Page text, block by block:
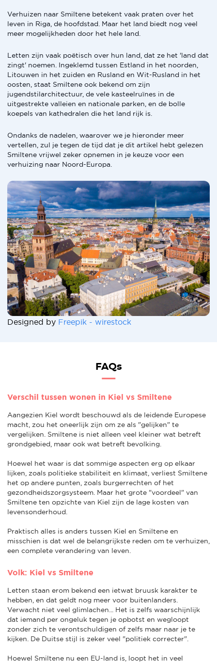
Verhuizen naar Smiltene betekent vaak praten over het
leven in Riga, de hoofdstad. Maar het land biedt nog veel
meer mogelijkheden door het hele land.
Letten zijn vaak poëtisch over hun land, dat ze het 'land dat
zingt' noemen. Ingeklemd tussen Estland in het noorden,
Litouwen in het zuiden en Rusland en Wit-Rusland in het
oosten, staat Smiltene ook bekend om zijn
jugendstilarchitectuur, de vele kasteelruïnes in de
uitgestrekte valleien en nationale parken, en de bolle
koepels van kathedralen die het land rijk is.
Ondanks de nadelen, waarover we je hieronder meer
vertellen, zul je tegen de tijd dat je dit artikel hebt gelezen
Smiltene vrijwel zeker opnemen in je keuze voor een
verhuizing naar Noord-Europa.
Designed by Freepik - wirestock
FAQs
Verschil tussen wonen in Kiel vs Smiltene
Aangezien Kiel wordt beschouwd als de leidende Europese
macht, zou het oneerlijk zijn om ze als "gelijken" te
vergelijken. Smiltene is niet alleen veel kleiner wat betreft
grondgebied, maar ook wat betreft bevolking.
Hoewel het waar is dat sommige aspecten erg op elkaar
lijken, zoals politieke stabiliteit en klimaat, verliest Smiltene
het op andere punten, zoals burgerrechten of het
gezondheidszorgsysteem. Maar het grote "voordeel" van
Smiltene ten opzichte van Kiel zijn de lage kosten van
levensonderhoud.
Praktisch alles is anders tussen Kiel en Smiltene en
misschien is dat wel de belangrijkste reden om te verhuizen,
een complete verandering van leven.
Volk: Kiel vs Smiltene
Letten staan erom bekend een ietwat bruusk karakter te
hebben, en dat geldt nog meer voor buitenlanders.
Verwacht niet veel glimlachen... Het is zelfs waarschijnlijk
dat iemand per ongeluk tegen je opbotst en wegloopt
zonder zich te verontschuldigen of zelfs maar naar je te
kijken. De Duitse stijl is zeker veel "politiek correcter".
Hoewel Smiltene nu een EU-land is, loopt het in veel